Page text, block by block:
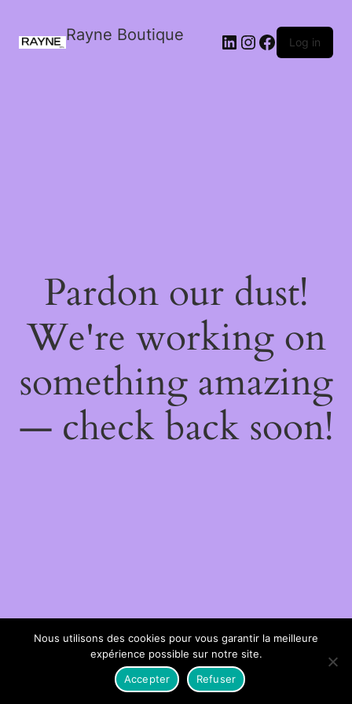
Rayne Boutique Log in
Pardon our dust!
We're working on
something amazing
— check back soon!
Nous utilisons des cookies pour vous garantir la meilleure
expérience possible sur notre site.
Accepter
Refuser